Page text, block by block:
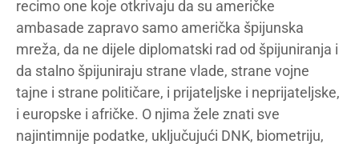
recimo one koje otkrivaju da su američke
ambasade zapravo samo američka špijunska
mreža, da ne dijele diplomatski rad od špijuniranja i
da stalno špijuniraju strane vlade, strane vojne
tajne i strane političare, i prijateljske i neprijateljske,
i europske i afričke. O njima žele znati sve
najintimnije podatke, uključujući DNK, biometriju,